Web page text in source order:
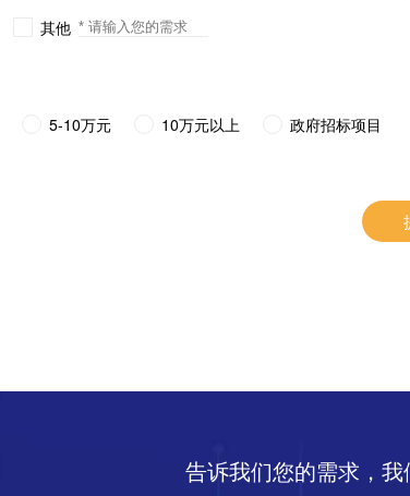
其他
5-10万元 10万元以上 政府招标项目
告诉我们您的需求，